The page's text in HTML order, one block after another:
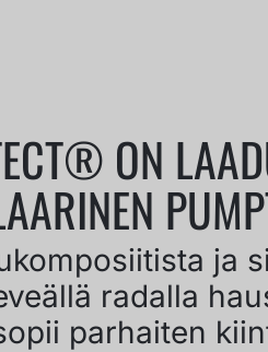
ON
ja
radalla
parhaiten